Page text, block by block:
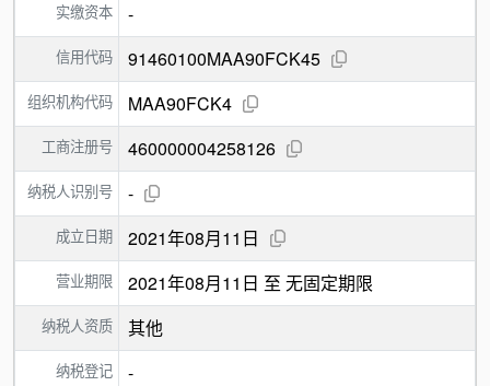
实缴资本 -
信用代码 91460100MAA90FCK45
组织机构代码 MAA90FCK4
工商注册号 460000004258126
纳税人识别号 -
成立日期 2021年08月11日
营业期限 2021年08月11日 至 无固定期限
纳税人资质 其他
纳税登记 -